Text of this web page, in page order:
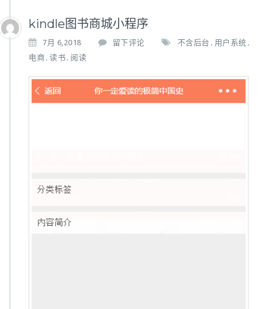
kindle图书商城小程序
7月 6,2018 留下评论 不含后台 , 用户系统 ,
电商, 读书, 阅读